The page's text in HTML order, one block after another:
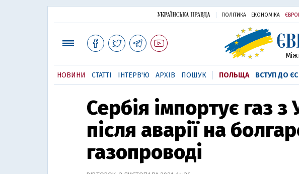
ПОЛІТИКА ЕКОНОМІКА
НОВИНИ СТАТТІ ІНТЕРВ'Ю АРХІВ ПОШУК ПОЛЬЩА ВСТУП ДО ЄС
Сербія імпортує газ
після аварії на
газопроводі